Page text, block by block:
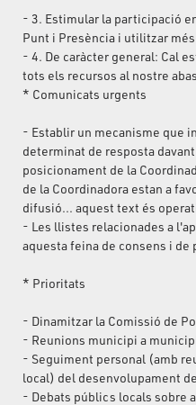
- 3. Estimular la participació
Punt i Presència i utilitzar
- 4. De caràcter general: Cal
tots els recursos al nostre
* Comunicats urgents
- Establir un mecanisme que
determinat de resposta
posicionament de la
de la Coordinadora estan a
difusió... aquest text és
- Les llistes relacionades a
aquesta feina de consens i de
* Prioritats
- Dinamitzar la Comissió de
- Reunions municipi a
- Seguiment personal (amb
local) del desenvolupament
- Debats públics locals sobre